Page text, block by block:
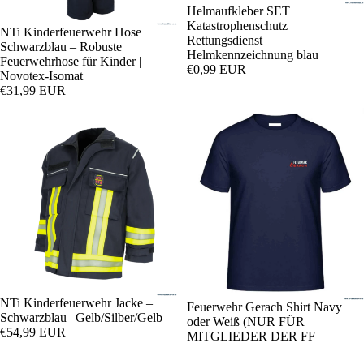
NTi Kinderfeuerwehr Hose
Schwarzblau – Robuste
Feuerwehrhose für Kinder |
Novotex-Isomat
€31,99 EUR
Helmaufkleber SET
Katastrophenschutz
Rettungsdienst
Helmkennzeichnung blau
€0,99 EUR
NTi Kinderfeuerwehr Jacke –
Schwarzblau | Gelb/Silber/Gelb
€54,99 EUR
Feuerwehr Gerach Shirt Navy
oder Weiß (NUR FÜR
MITGLIEDER DER FF